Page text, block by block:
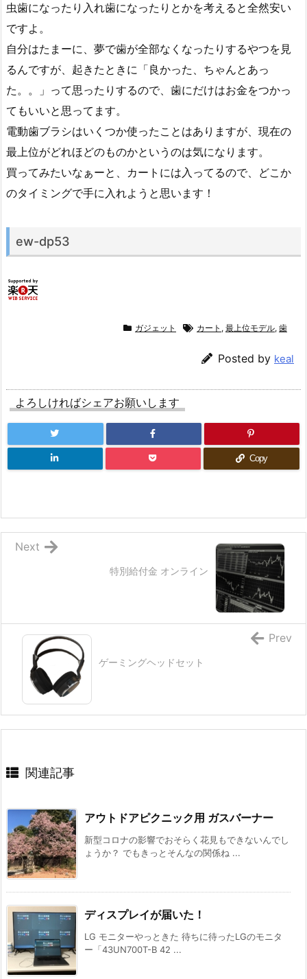
虫歯になったり入れ歯になったりとかを考えると全然安い
ですよ。
自分はたまーに、夢で歯が全部なくなったりするやつを見
るんですが、起きたときに「良かった、ちゃんとあっ
た。。」って思ったりするので、歯にだけはお金をつかっ
てもいいと思ってます。
電動歯ブラシはいくつか使ったことはありますが、現在の
最上位がどれほどのものかというのは気になります。
買ってみたいなぁーと、カートには入ってるので、どこか
のタイミングで手に入れようと思います！
ew-dp53
ガジェット カート , 最上位モデル, 歯
Posted by keal
よろしければシェアお願いします
Copy
特別給付金 オンライン
Next
ゲーミングヘッドセット
Prev
関連記事
アウトドアピクニック用 ガスバーナー
新型コロナの影響でおそらく花見もできないんでし
ょうか？ でもきっとそんなの関係ね ...
ディスプレイが届いた！
LG モニターやっときた 待ちに待ったLGのモニタ
ー「43UN700T-B 42 ...